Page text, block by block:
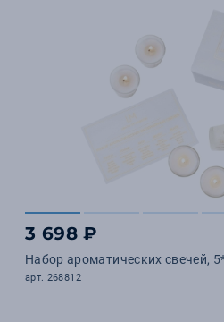
3 698 ₽
Набор ароматических свечей,
арт. 268812